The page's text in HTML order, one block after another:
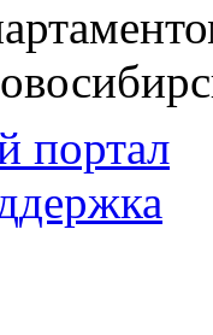
портал